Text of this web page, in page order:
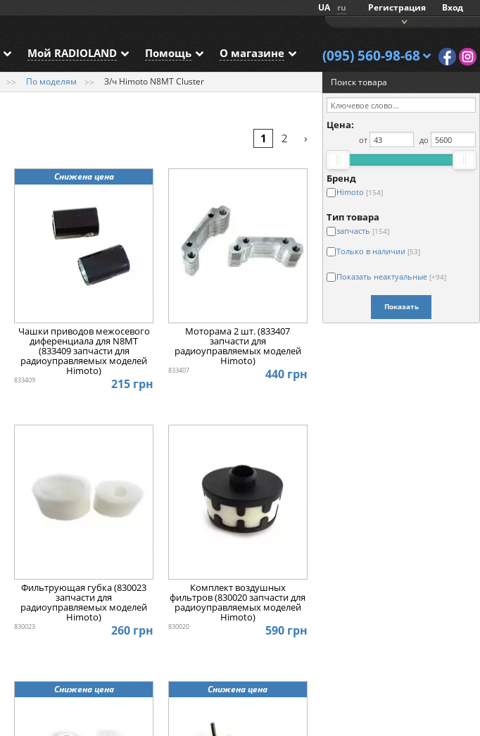
UA ru Регистрация Вход
Мой RADIOLAND Помощь О магазине (095) 560-98-68
По моделям З/ч Himoto N8MT Cluster
1 2 ›
Снижена цена
Чашки приводов межосевого
диференциала для N8MT
(833409 запчасти для
радиоуправляемых моделей
Himoto)
833409 215 грн
Моторама 2 шт. (833407
запчасти для
радиоуправляемых моделей
Himoto)
833407 440 грн
Фильтрующая губка (830023
запчасти для
радиоуправляемых моделей
Himoto)
830023 260 грн
Комплект воздушных
фильтров (830020 запчасти для
радиоуправляемых моделей
Himoto)
830020 590 грн
Снижена цена Снижена цена
Поиск товара
Цена:
от до
Бренд
Himoto [154]
Тип товара
запчасть [154]
Только в наличии [53]
Показать неактуальные [+94]
Показать